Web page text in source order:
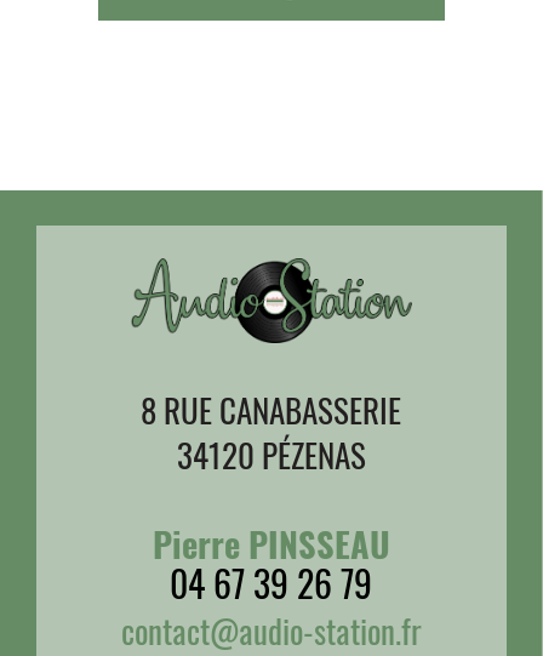
8 RUE CANABASSERIE
34120 PÉZENAS
Pierre PINSSEAU
04 67 39 26 79
contact@audio-station.fr